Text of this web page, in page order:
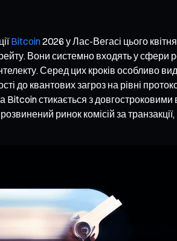
Bitcoin2026 у Лас-Вегасі цього
Вони системно входять у сфери
Серед цих кроків особливо
до квантових загроз на рівні
стикається з
ринок комісій за